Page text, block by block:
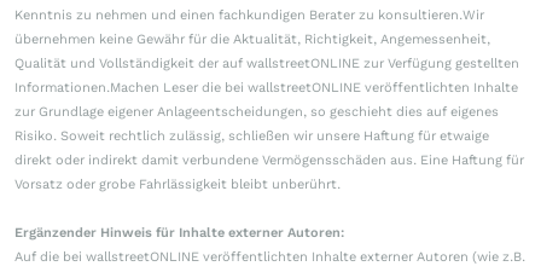
Kenntnis zu nehmen und einen fachkundigen Berater zu konsultieren.Wir
übernehmen keine Gewähr für die Aktualität, Richtigkeit, Angemessenheit,
Qualität und Vollständigkeit der auf wallstreetONLINE zur Verfügung gestellten
Informationen.Machen Leser die bei wallstreetONLINE veröffentlichten Inhalte
zur Grundlage eigener Anlageentscheidungen, so geschieht dies auf eigenes
Risiko. Soweit rechtlich zulässig, schließen wir unsere Haftung für etwaige
direkt oder indirekt damit verbundene Vermögensschäden aus. Eine Haftung für
Vorsatz oder grobe Fahrlässigkeit bleibt unberührt.
Ergänzender Hinweis für Inhalte externer Autoren:
Auf die bei wallstreetONLINE veröffentlichten Inhalte externer Autoren (wie z.B.